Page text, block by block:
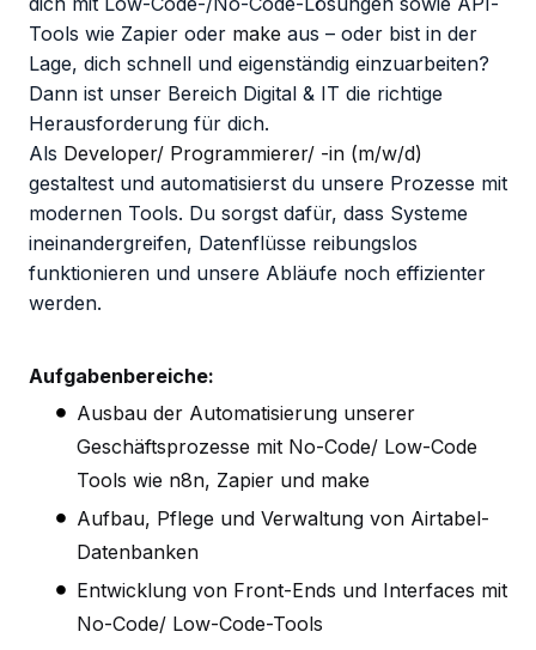
Tools wie Zapier oder make aus – oder bist in der
Lage, dich schnell und eigenständig einzuarbeiten?
Dann ist unser Bereich Digital & IT die richtige
Herausforderung für dich.
Als Developer/ Programmierer/ -in (m/w/d)
gestaltest und automatisierst du unsere Prozesse mit
modernen Tools. Du sorgst dafür, dass Systeme
ineinandergreifen, Datenflüsse reibungslos
funktionieren und unsere Abläufe noch effizienter
werden.
Aufgabenbereiche:
Ausbau der Automatisierung unserer
Geschäftsprozesse mit No-Code/ Low-Code
Tools wie n8n, Zapier und make
Aufbau, Pflege und Verwaltung von Airtabel-
Datenbanken
Entwicklung von Front-Ends und Interfaces mit
No-Code/ Low-Code-Tools